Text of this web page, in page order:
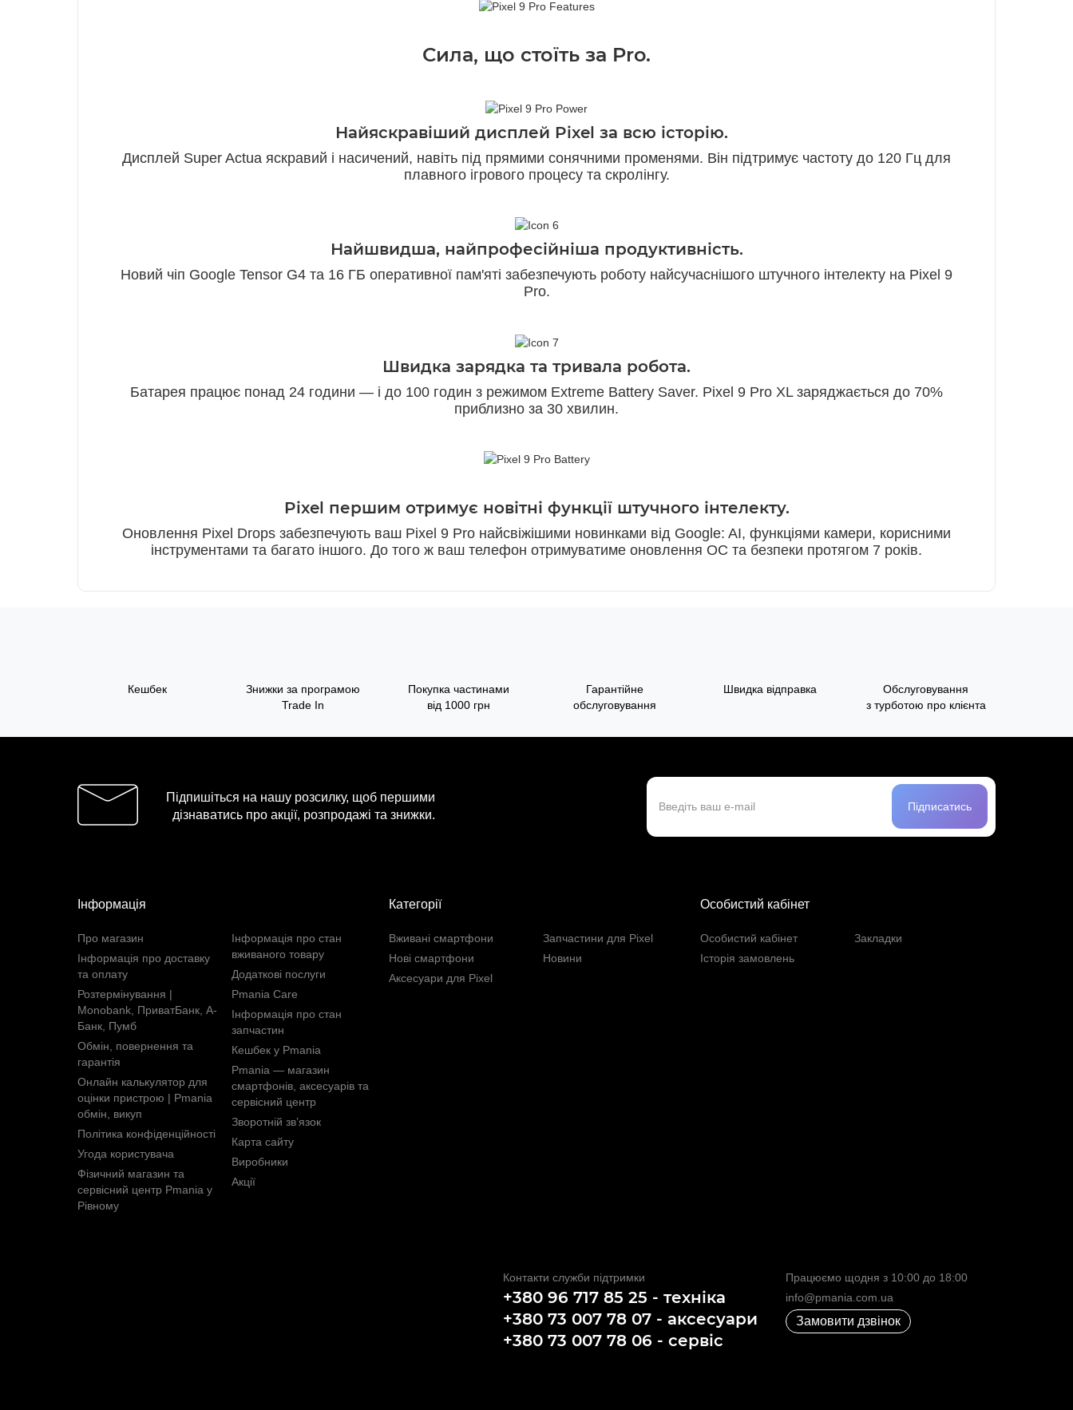
Сила, що стоїть за Pro.
Найяскравіший дисплей Pixel за всю історію.
Дисплей Super Actua яскравий і насичений, навіть під прямими сонячними променями. Він підтримує частоту до 120 Гц для
плавного ігрового процесу та скролінгу.
Найшвидша, найпрофесійніша продуктивність.
Новий чіп Google Tensor G4 та 16 ГБ оперативної пам'яті забезпечують роботу найсучаснішого штучного інтелекту на Pixel 9
Pro.
Швидка зарядка та тривала робота.
Батарея працює понад 24 години — і до 100 годин з режимом Extreme Battery Saver. Pixel 9 Pro XL заряджається до 70%
приблизно за 30 хвилин.
Pixel першим отримує новітні функції штучного інтелекту.
Оновлення Pixel Drops забезпечують ваш Pixel 9 Pro найсвіжішими новинками від Google: AI, функціями камери, корисними
інструментами та багато іншого. До того ж ваш телефон отримуватиме оновлення ОС та безпеки протягом 7 років.
Кешбек
Знижки за програмою
Trade In
Покупка частинами
від 1000 грн
Гарантійне
обслуговування
Швидка відправка
Обслуговування
з турботою про клієнта
Підпишіться на нашу розсилку, щоб першими
дізнаватись про акції, розпродажі та знижки.
Підписатись
Інформація
Про магазин
Інформація про доставку
та оплату
Розтермінування |
Monobank, ПриватБанк, А-
Банк, Пумб
Обмін, повернення та
гарантія
Онлайн калькулятор для
оцінки пристрою | Pmania
обмін, викуп
Політика конфіденційності
Угода користувача
Фізичний магазин та
сервісний центр Pmania у
Рівному
Інформація про стан
вживаного товару
Додаткові послуги
Pmania Care
Інформація про стан
запчастин
Кешбек у Pmania
Pmania — магазин
смартфонів, аксесуарів та
сервісний центр
Зворотній зв’язок
Карта сайту
Виробники
Акції
Категорії
Вживані смартфони
Нові смартфони
Аксесуари для Pixel
Запчастини для Pixel
Новини
Особистий кабінет
Особистий кабінет
Історія замовлень
Закладки
Контакти служби підтримки
+380 96 717 85 25 - техніка
+380 73 007 78 07 - аксесуари
+380 73 007 78 06 - сервіс
Працюємо щодня з 10:00 до 18:00
info@pmania.com.ua
Замовити дзвінок